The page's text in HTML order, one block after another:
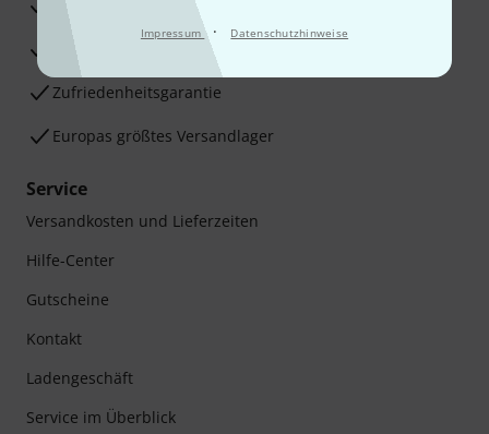
Impressum · Datenschutzhinweise
Beratung durch Fachexperten
Zufriedenheitsgarantie
Europas größtes Versandlager
Service
Versandkosten und Lieferzeiten
Hilfe-Center
Gutscheine
Kontakt
Ladengeschäft
Service im Überblick